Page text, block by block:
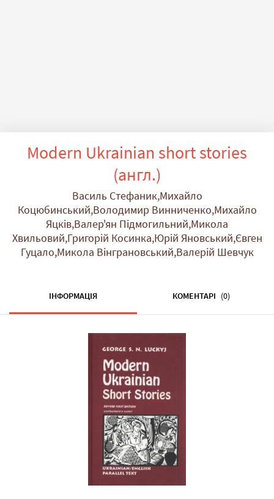
Modern Ukrainian short stories
(англ.)
Василь Стефаник,Михайло
Коцюбинський,Володимир Винниченко,Михайло
Яцків,Валер'ян Підмогильний,Микола
Хвильовий,Григорій Косинка,Юрій Яновський,Євген
Гуцало,Микола Вінграновський,Валерій Шевчук
ІНФОРМАЦІЯ КОМЕНТАРІ (0)